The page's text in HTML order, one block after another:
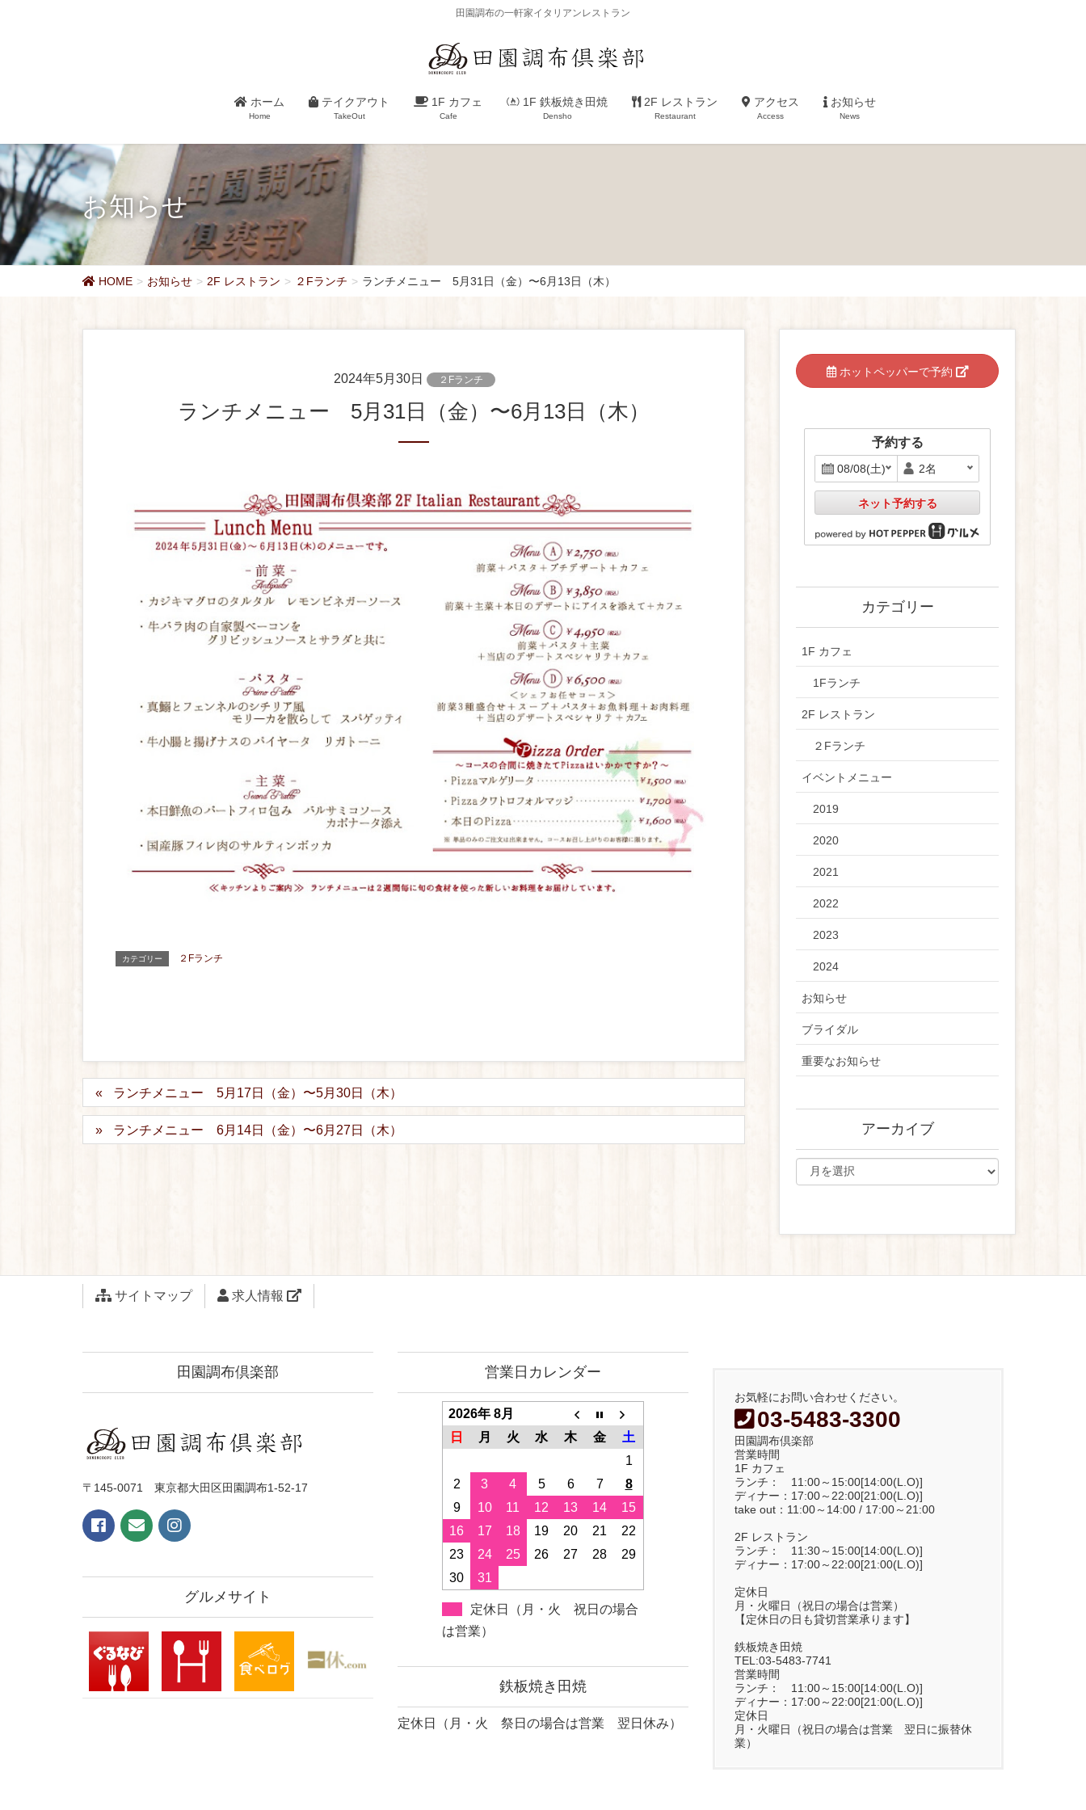
田園調布の一軒家イタリアンレストラン
ホーム
Home
テイクアウト
TakeOut
1F カフェ
Cafe
1F 鉄板焼き田焼
Densho
2F レストラン
Restaurant
アクセス
Access
お知らせ
News
お知らせ
HOME お知らせ 2F レストラン ２Fランチ ランチメニュー 5月31日（金）〜6月13日（木）
2024年5月30日 ２Fランチ
ランチメニュー 5月31日（金）〜6月13日（木）
カテゴリー ２Fランチ
ランチメニュー 5月17日（金）〜5月30日（木）
ランチメニュー 6月14日（金）〜6月27日（木）
ホットペッパーで予約
予約する
ネット予約する
カテゴリー
1F カフェ
1Fランチ
2F レストラン
２Fランチ
イベントメニュー
2019
2020
2021
2022
2023
2024
お知らせ
ブライダル
重要なお知らせ
アーカイブ
サイトマップ 求人情報
田園調布倶楽部
〒145-0071 東京都大田区田園調布1-52-17
グルメサイト
営業日カレンダー
2026年 8月
日
月 火 水 木 金
土
1
2
3 4 5 6 7
8
9
10 11 12 13 14
15
16
17 18 19 20 21
22
23
24 25 26 27 28
29
30
31
定休日（月・火 祝日の場合
は営業）
鉄板焼き田焼
定休日（月・火 祭日の場合は営業 翌日休み）
お気軽にお問い合わせください。
03-5483-3300
田園調布倶楽部
営業時間
1F カフェ
ランチ： 11:00～15:00[14:00(L.O)]
ディナー：17:00～22:00[21:00(L.O)]
take out：11:00～14:00 / 17:00～21:00
2F レストラン
ランチ： 11:30～15:00[14:00(L.O)]
ディナー：17:00～22:00[21:00(L.O)]
定休日
月・火曜日（祝日の場合は営業）
【定休日の日も貸切営業承ります】
鉄板焼き田焼
TEL:03-5483-7741
営業時間
ランチ： 11:00～15:00[14:00(L.O)]
ディナー：17:00～22:00[21:00(L.O)]
定休日
月・火曜日（祝日の場合は営業 翌日に振替休
業）